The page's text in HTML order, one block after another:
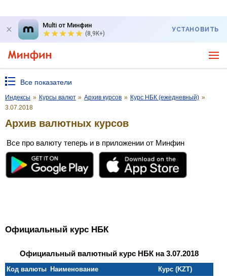
Multi от Минфин
(8,9K+)
УСТАНОВИТЬ
Все показатели
Индексы » Курсы валют » Архив курсов » Курс НБК (ежедневный) »
3.07.2018
Архив валютных курсов
Все про валюту теперь и в приложении от Минфин
Официальный курс НБК
Официальный валютный курс НБК на 3.07.2018
Код валюты Наименование
Курс (KZT)